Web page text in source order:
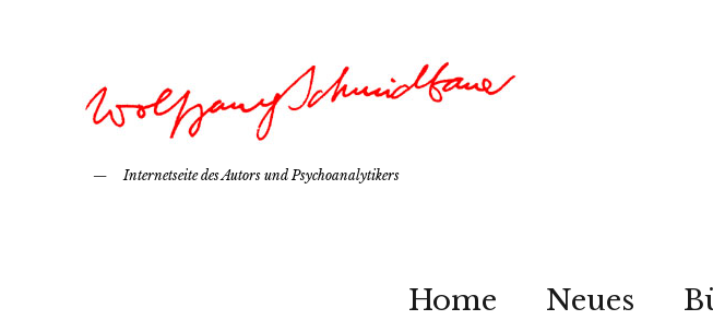
Internetseite des Autors und Psychoanalytikers
Home Neues